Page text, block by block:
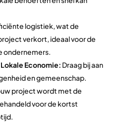
logistiek, wat de
verkort, ideaal voor de
ondernemers.
Economie: Draag bij aan
en gemeenschap.
project wordt met de
voor de kortst